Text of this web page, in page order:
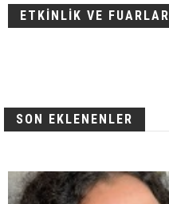
ETKİNLİK VE FUARLAR
SON EKLENENLER